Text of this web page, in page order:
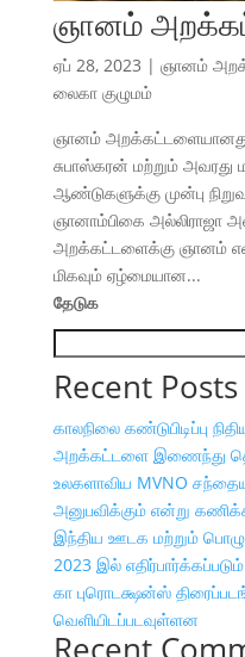
ஞானம்
ஏப் 28, 2023 | ஞானம்
லைகா குழுமம்
ஞானம் அறக்கட்டளையானது
சுபாஸ்கரன் மற்றும் அவரது
ஆண்டுகளுக்கு முன்பு
ஞானாம்பிகை அல்லிராஜா
அறக்கட்டளைக்கு ஞானம்
மிகவும் ஏழ்மையான...
தேடுக
Recent Posts
காலநிலை கண்டுபிடிப்பு
அறக்கட்டளை இணைந்து
உலகளாவிய MVNO
அனுபவிக்கும் என்று
இந்திய ஊடக மற்றும்
2023 இல்
கா புரொடக்ஷன்ஸ்
வெளியிடப்படவுள்ளன
Recent